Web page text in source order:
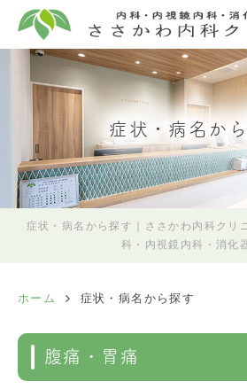
症状・病名か
症状・病名から探す｜ささかわ内科クリ
科・内視鏡内科・消化
ホーム 症状・病名から探す
腹痛・胃痛